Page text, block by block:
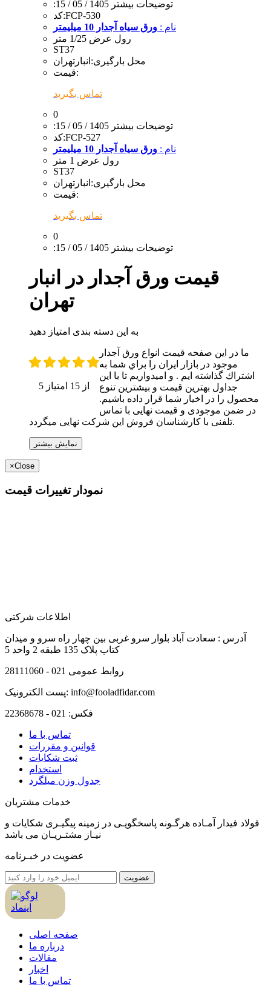
:توضیحات بیشتر
کد:FCP-530
نام : ورق سیاه آجدار 10 میلیمتر
رول عرض 1/25 متر
ST37
محل بارگیری: انبارتهران
قیمت:
تماس بگیرید
0
:توضیحات بیشتر
کد:FCP-527
نام : ورق سیاه آجدار 10 میلیمتر
رول عرض 1 متر
ST37
محل بارگیری: انبارتهران
قیمت:
تماس بگیرید
0
:توضیحات بیشتر
قیمت ورق آجدار در انبار
تهران
به این دسته بندی امتیاز دهید
5 از 15 امتیاز
ما در اين صفحه قيمت انواع ورق آجدار
موجود در بازار ايران را براي شما به
اشتراك گذاشته ايم . و اميدواريم تا با اين
جداول بهترين قيمت و بيشترين تنوع
محصول را در اخيار شما قرار داده باشيم.
در ضمن موجودی و قیمت نهایی با تماس
تلفنی با کارشناسان فروش این شرکت نهایی میگردد.
نمایش بیشتر
×Close
نمودار تغییرات قیمت
اطلاعات شرکتی
آدرس : سعادت آباد بلوار سرو غربی بین چهار راه سرو و میدان
کتاب پلاک 135 طبقه 2 واحد 5
روابط عمومی 021 - 28111060
پست الکترونیک: info@fooladfidar.com
فکس: 021 - 22368678
تماس با ما
قوانین و مقررات
ثبت شکایات
استخدام
جدول وزن ميلگرد
خدمات مشتریان
فولاد فیدار آمـاده هرگـونه پاسخگویـی در زمینه پیگیـری شکایات و
نیـاز مشتـریـان می باشد
عضویت در خبـرنامه
عضویت
صفحه اصلی
درباره ما
مقالات
اخبار
تماس با ما